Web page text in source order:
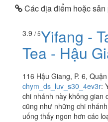
Các địa điểm hoặc
3.9 / 5Yifang -
Tea - Hậu
116 Hậu Giang, P. 6,
chym_ds_luv_s30_4ev3r:
chi nhánh này không gian
cũng như những chi
uống thấy ngon hơn các